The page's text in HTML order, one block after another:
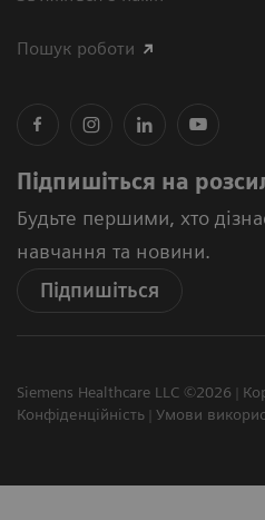
Пошук роботи
Підпишіться на
Будьте першими, хто
навчання та новини.
Підпишіться
Siemens Healthcare LLC ©2026
Конфіденційність
Умови